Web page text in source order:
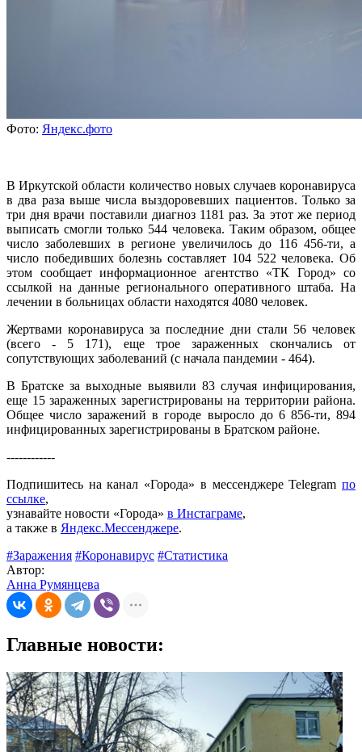
Фото: Яндекс.фото
В Иркутской области количество новых случаев коронавируса
в два раза выше числа выздоровевших пациентов. Только за
три дня врачи поставили диагноз 1181 раз. За этот же период
выписать смогли только 544 человека. Таким образом, общее
число заболевших в регионе увеличилось до 116 456-ти, а
число победивших болезнь составляет 104 522 человека. Об
этом сообщает информационное агентство «ТК Город» со
ссылкой на данные регионального оперативного штаба. На
лечении в больницах области находятся 4080 человек.
Жертвами коронавируса за последние дни стали 56 человек
(всего - 5 171), еще трое зараженных скончались от
сопутствующих заболеваний (с начала пандемии - 464).
В Братске за выходные выявили 83 случая инфицирования,
еще 15 зараженных зарегистрированы на территории района.
Общее число заражений в городе выросло до 6 856-ти, 894
инфицированных зарегистрированы в Братском районе.
------------
Подпишитесь на канал «Города» в мессенджере Telegram по
ссылке,
узнавайте новости «Города» в Инстаграме,
а также в Яндекс.Мессенджере.
#Заражения #Коронавирус #Статистика
Автор:
Анна Румянцева
Главные новости: